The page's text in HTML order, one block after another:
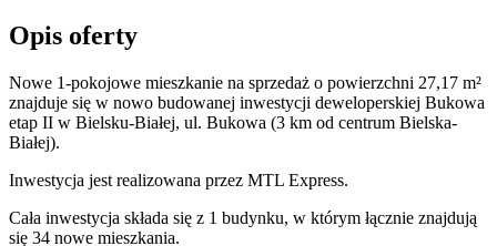
Opis oferty
Nowe 1-pokojowe mieszkanie na sprzedaż o powierzchni 27,17 m²
znajduje się w nowo budowanej inwestycji deweloperskiej Bukowa
etap II w Bielsku-Białej, ul. Bukowa (3 km od centrum Bielska-
Białej).
Inwestycja jest realizowana przez MTL Express.
Cała inwestycja składa się z 1 budynku, w którym łącznie znajdują
się 34 nowe mieszkania.